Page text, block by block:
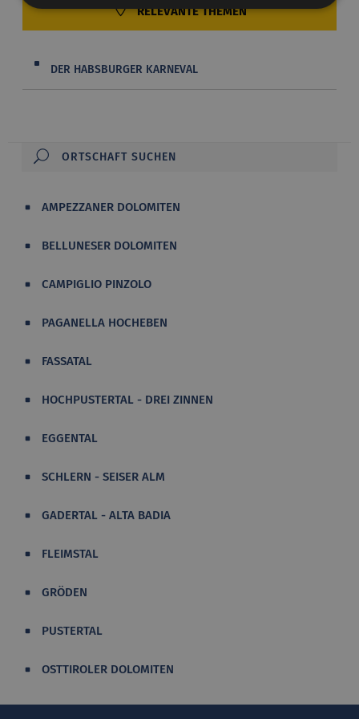
RELEVANTE THEMEN
DER HABSBURGER KARNEVAL
AMPEZZANER DOLOMITEN
BELLUNESER DOLOMITEN
CAMPIGLIO PINZOLO
PAGANELLA HOCHEBEN
FASSATAL
HOCHPUSTERTAL - DREI ZINNEN
EGGENTAL
SCHLERN - SEISER ALM
GADERTAL - ALTA BADIA
FLEIMSTAL
GRÖDEN
PUSTERTAL
OSTTIROLER DOLOMITEN